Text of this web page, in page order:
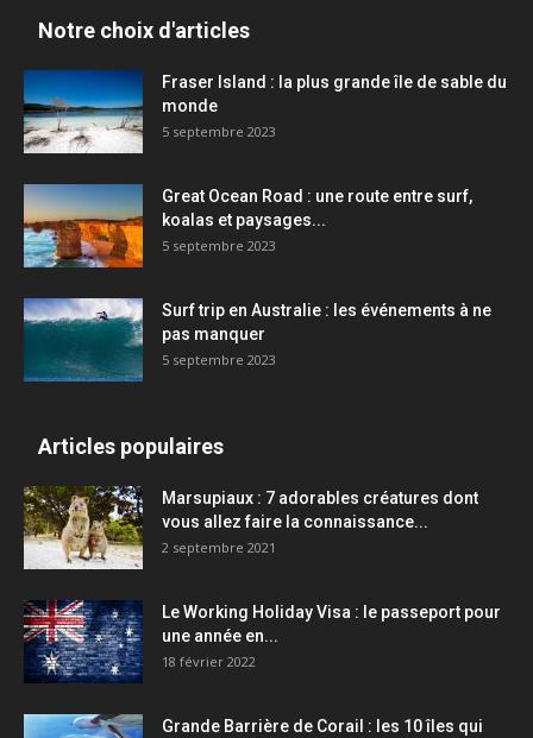
Notre choix d'articles
Fraser Island : la plus grande île de sable du
monde
5 septembre 2023
Great Ocean Road : une route entre surf,
koalas et paysages...
5 septembre 2023
Surf trip en Australie : les événements à ne
pas manquer
5 septembre 2023
Articles populaires
Marsupiaux : 7 adorables créatures dont
vous allez faire la connaissance...
2 septembre 2021
Le Working Holiday Visa : le passeport pour
une année en...
18 février 2022
Grande Barrière de Corail : les 10 îles qui